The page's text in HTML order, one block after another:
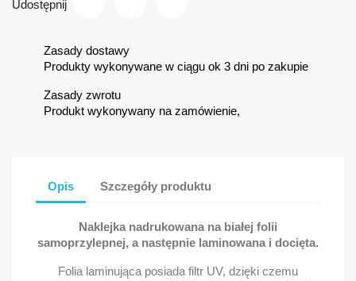
Udostępnij
Zasady dostawy
Produkty wykonywane w ciągu ok 3 dni po zakupie
Zasady zwrotu
Produkt wykonywany na zamówienie,
Opis Szczegóły produktu
Naklejka nadrukowana na białej folii
samoprzylepnej, a następnie laminowana i docięta.
Folia laminująca posiada filtr UV, dzięki czemu